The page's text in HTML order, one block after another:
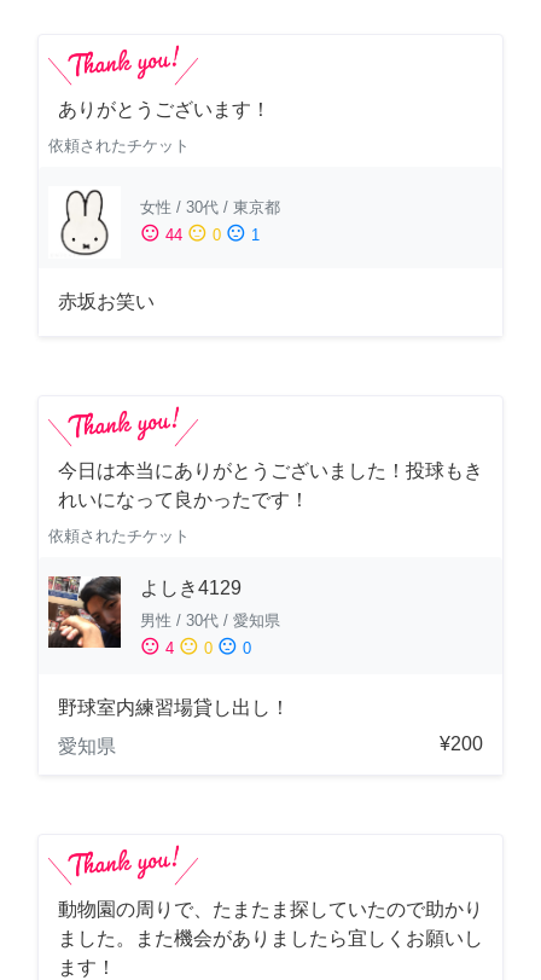
ありがとうございます！
依頼されたチケット
女性 / 30代 / 東京都
sentiment_satisfied 44 sentiment_neutral 0 sentiment_dissatisfied 1
赤坂お笑い
今日は本当にありがとうございました！投球もき
れいになって良かったです！
依頼されたチケット
よしき4129
男性 / 30代 / 愛知県
sentiment_satisfied 4 sentiment_neutral 0 sentiment_dissatisfied 0
野球室内練習場貸し出し！
愛知県
¥200
動物園の周りで、たまたま探していたので助かり
ました。また機会がありましたら宜しくお願いし
ます！